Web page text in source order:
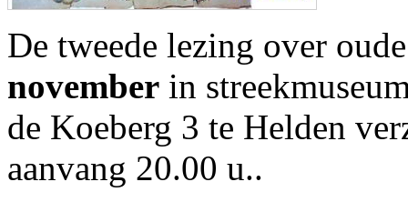
De tweede lezing over
november in
de Koeberg 3 te Helden
aanvang 20.00 u..